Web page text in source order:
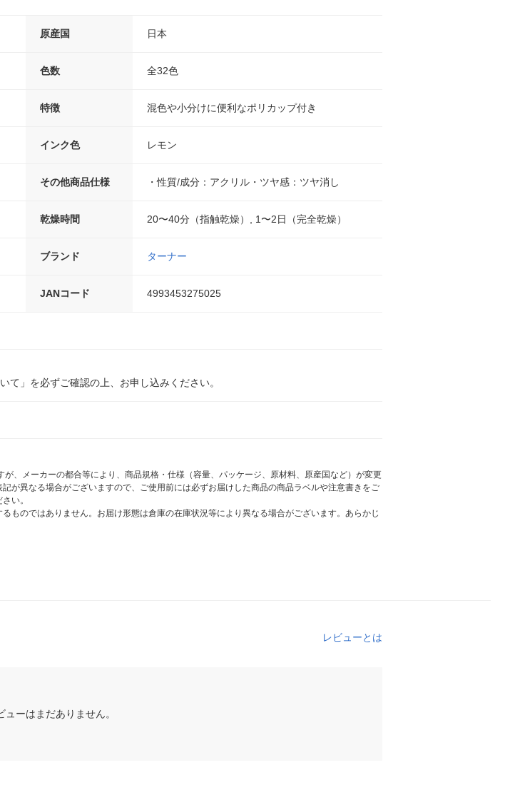
原産国 日本
色数 全32色
特徴 混色や小分けに便利なポリカップ付き
インク色 レモン
その他商品仕様 ・性質/成分：アクリル・ツヤ感：ツヤ消し
乾燥時間 20〜40分（指触乾燥）, 1〜2日（完全乾燥）
ブランド ターナー
JANコード 4993453275025
て」を必ずご確認の上、お申し込みください。
、メーカーの都合等により、商品規格・仕様（容量、パッケージ、原材料、原産国など）が変更
が異なる場合がございますので、ご使用前には必ずお届けした商品の商品ラベルや注意書きをご
い。
ものではありません。お届け形態は倉庫の在庫状況等により異なる場合がございます。あらかじ
レビューとは
ューはまだありません。